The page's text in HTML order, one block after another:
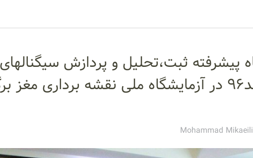
از ۲ تا ۴ اسفند۹۶ در آزمایشگاه ملی نقشه برداری مغز
Mohammad Mikaeili